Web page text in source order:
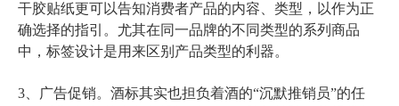
干胶贴纸更可以告知消费者产品的内容、类型，以作为正
确选择的指引。尤其在同一品牌的不同类型的系列商品
中，标签设计是用来区别产品类型的利器。
3、广告促销。酒标其实也担负着酒的“沉默推销员”的任